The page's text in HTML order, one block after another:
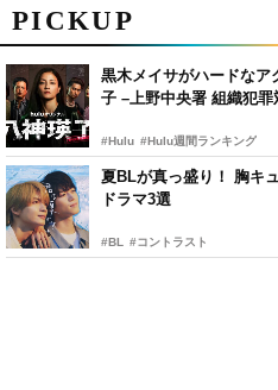
PICKUP
黒木メイサがハードなア
子 –上野中央署 組織犯罪
#Hulu #Hulu週間ランキング
夏BLが真っ盛り！ 胸キ
ドラマ3選
#BL #コントラスト